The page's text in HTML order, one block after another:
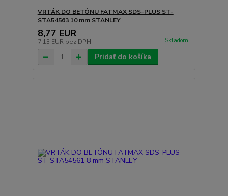
VRTÁK DO BETÓNU FATMAX SDS-PLUS ST-
STA54563 10 mm STANLEY
8,77 EUR
7,13 EUR bez DPH Skladom
Pridať do košíka